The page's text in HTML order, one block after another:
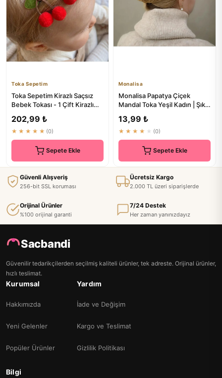
Toka Sepetim
Toka Sepetim Kirazlı Saçsız
Bebek Tokası - 1 Çift Kirazlı
202,99 ₺
★★★★★ (0)
Sepete Ekle
Monalisa
Monalisa Papatya Çiçek
Mandal Toka Yeşil Kadın | Şık
13,99 ₺
★★★★★ (0)
Sepete Ekle
Güvenli Alışveriş
256-bit SSL koruması
Ücretsiz Kargo
2.000 TL üzeri siparişlerde
Orijinal Ürünler
%100 orijinal garanti
7/24 Destek
Her zaman yanınızdayız
Sacbandi
Güvenilir tedarikçilerden seçilmiş kaliteli ürünler, tek adreste. Orijinal ürünler,
hızlı teslimat.
Kurumsal
Hakkımızda
Yeni Gelenler
Popüler Ürünler
Yardım
İade ve Değişim
Kargo ve Teslimat
Gizlilik Politikası
Bilgi